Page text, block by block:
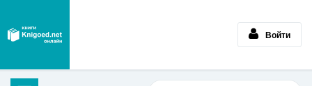
Войти